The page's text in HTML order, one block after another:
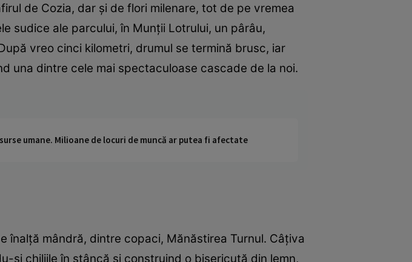
de Cozia, dar şi de flori milenare, tot de pe vremea
sudice ale parcului, în Munţii Lotrului, un pârâu,
vreo cinci kilometri, drumul se termină brusc, iar
una dintre cele mai spectaculoase cascade de la noi.
umane. Milioane de locuri de muncă ar putea fi afectate
înalţă mândră, dintre copaci, Mănăstirea Turnul. Câţiva
şi chiliile în stâncă şi construind o bisericuţă din lemn,